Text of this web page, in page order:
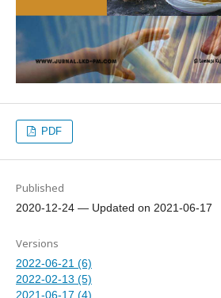
PDF
Published
2020-12-24 — Updated on 2021-06-17
Versions
2022-06-21 (6)
2022-02-13 (5)
2021-06-17 (4)